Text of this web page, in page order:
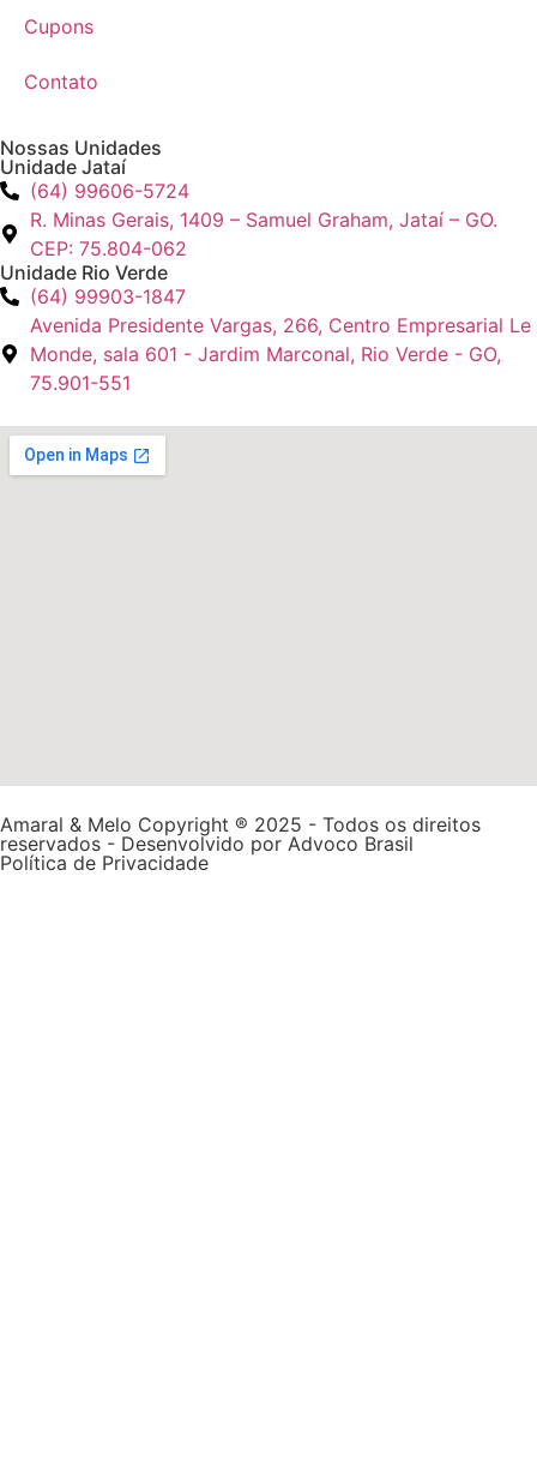
Cupons
Contato
Nossas Unidades
Unidade Jataí
(64) 99606-5724
R. Minas Gerais, 1409 – Samuel Graham, Jataí – GO.
CEP: 75.804-062
Unidade Rio Verde
(64) 99903-1847
Avenida Presidente Vargas, 266, Centro Empresarial Le
Monde, sala 601 - Jardim Marconal, Rio Verde - GO,
75.901-551
Amaral & Melo Copyright ® 2025 - Todos os direitos
reservados - Desenvolvido por Advoco Brasil
Política de Privacidade